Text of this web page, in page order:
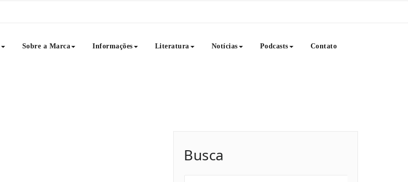
Sobre a Marca Informações Literatura Notícias Podcasts Contato
Busca